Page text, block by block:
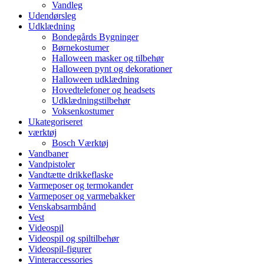
Vandleg
Udendørsleg
Udklædning
Bondegårds Bygninger
Børnekostumer
Halloween masker og tilbehør
Halloween pynt og dekorationer
Halloween udklædning
Hovedtelefoner og headsets
Udklædningstilbehør
Voksenkostumer
Ukategoriseret
værktøj
Bosch Værktøj
Vandbaner
Vandpistoler
Vandtætte drikkeflaske
Varmeposer og termokander
Varmeposer og varmebakker
Venskabsarmbånd
Vest
Videospil
Videospil og spiltilbehør
Videospil-figurer
Vinteraccessories